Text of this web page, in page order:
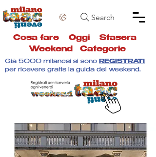
Search
Cosa fare Oggi Stasera
Weekend
Categorie
Già 5000 milanesi si sono REGISTRATI
per ricevere gratis la guida del weekend.